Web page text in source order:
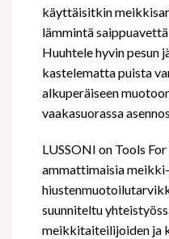
käyttäisitkin
lämmintä
Huuhtele hyvin pesun
kastelematta puista
alkuperäiseen
vaakasuorassa
LUSSONI on Tools
ammattimaisia
suunniteltu
meikkitaiteilijoiden ja